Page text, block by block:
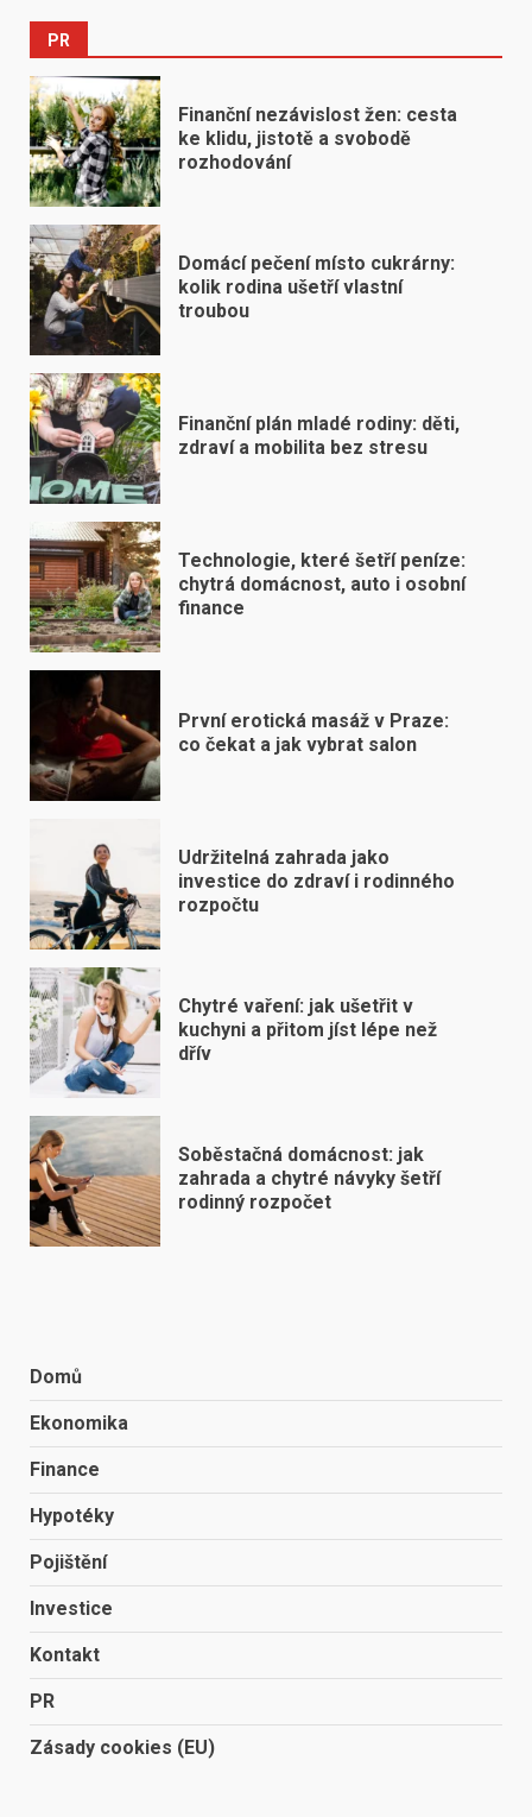
PR
Finanční nezávislost žen: cesta
ke klidu, jistotě a svobodě
rozhodování
Domácí pečení místo cukrárny:
kolik rodina ušetří vlastní
troubou
Finanční plán mladé rodiny: děti,
zdraví a mobilita bez stresu
Technologie, které šetří peníze:
chytrá domácnost, auto i osobní
finance
První erotická masáž v Praze:
co čekat a jak vybrat salon
Udržitelná zahrada jako
investice do zdraví i rodinného
rozpočtu
Chytré vaření: jak ušetřit v
kuchyni a přitom jíst lépe než
dřív
Soběstačná domácnost: jak
zahrada a chytré návyky šetří
rodinný rozpočet
Domů
Ekonomika
Finance
Hypotéky
Pojištění
Investice
Kontakt
PR
Zásady cookies (EU)